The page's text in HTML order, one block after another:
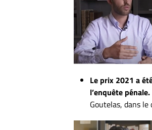
Le prix 2021 a
l’enquête
Goutelas, dans le